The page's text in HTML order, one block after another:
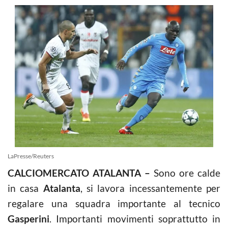
LaPresse/Reuters
CALCIOMERCATO ATALANTA – Sono ore calde
in casa Atalanta, si lavora incessantemente per
regalare una squadra importante al tecnico
Gasperini. Importanti movimenti soprattutto in